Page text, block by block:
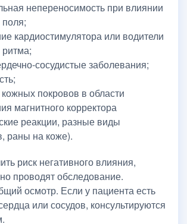
непереносимость при влиянии
поля;
кардиостимулятора или водители
ритма;
сосудистые заболевания;
покровов в области
магнитного корректора
реакции, разные виды
раны на коже).
риск негативного влияния,
проводят обследование.
осмотр. Если у пациента есть
или сосудов, консультируются